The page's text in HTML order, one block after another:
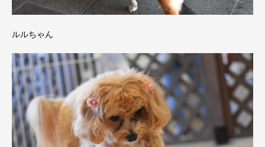
ルルちゃん